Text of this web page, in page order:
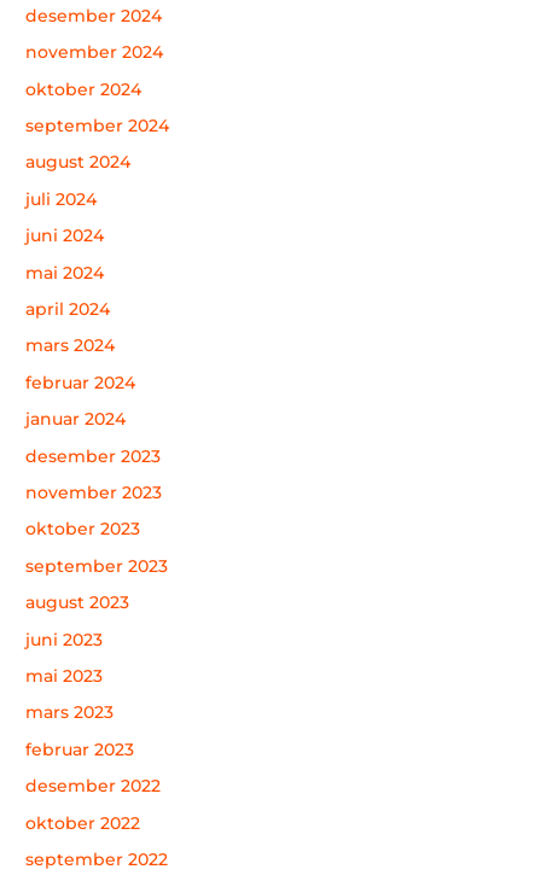
desember 2024
november 2024
oktober 2024
september 2024
august 2024
juli 2024
juni 2024
mai 2024
april 2024
mars 2024
februar 2024
januar 2024
desember 2023
november 2023
oktober 2023
september 2023
august 2023
juni 2023
mai 2023
mars 2023
februar 2023
desember 2022
oktober 2022
september 2022